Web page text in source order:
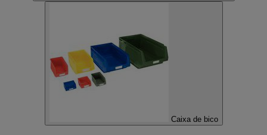
Caixa de bico